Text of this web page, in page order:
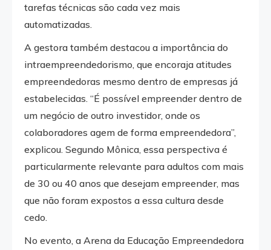
tarefas técnicas são cada vez mais
automatizadas.
A gestora também destacou a importância do
intraempreendedorismo, que encoraja atitudes
empreendedoras mesmo dentro de empresas já
estabelecidas. “É possível empreender dentro de
um negócio de outro investidor, onde os
colaboradores agem de forma empreendedora”,
explicou. Segundo Mônica, essa perspectiva é
particularmente relevante para adultos com mais
de 30 ou 40 anos que desejam empreender, mas
que não foram expostos a essa cultura desde
cedo.
No evento, a Arena da Educação Empreendedora